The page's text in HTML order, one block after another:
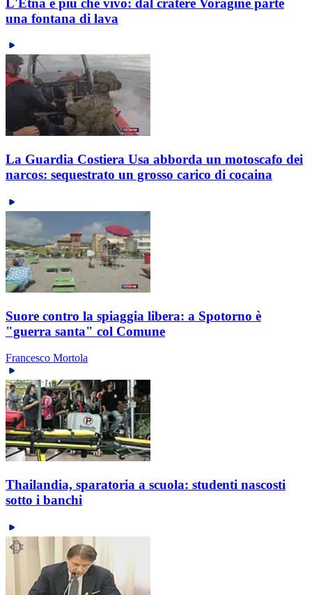
L'Etna è più che vivo: dal cratere Voragine parte
una fontana di lava
La Guardia Costiera Usa abborda un motoscafo dei
narcos: sequestrato un grosso carico di cocaina
Suore contro la spiaggia libera: a Spotorno è
"guerra santa" col Comune
Francesco Mortola
Thailandia, sparatoria a scuola: studenti nascosti
sotto i banchi